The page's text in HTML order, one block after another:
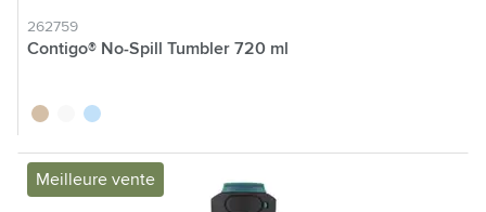
262759
Contigo® No-Spill Tumbler 720 ml
brun blancbleu
Meilleure vente